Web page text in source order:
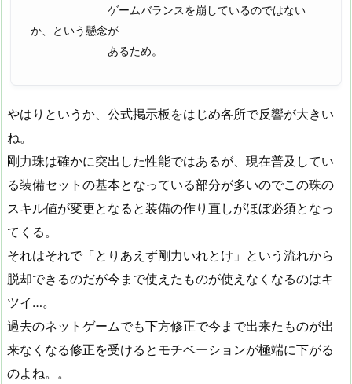
ゲームバランスを崩しているのではない
か、という懸念が
あるため。
やはりというか、公式掲示板をはじめ各所で反響が大きい
ね。
剛力珠は確かに突出した性能ではあるが、現在普及してい
る装備セットの基本となっている部分が多いのでこの珠の
スキル値が変更となると装備の作り直しがほぼ必須となっ
てくる。
それはそれで「とりあえず剛力いれとけ」という流れから
脱却できるのだが今まで使えたものが使えなくなるのはキ
ツイ…。
過去のネットゲームでも下方修正で今まで出来たものが出
来なくなる修正を受けるとモチベーションが極端に下がる
のよね。。